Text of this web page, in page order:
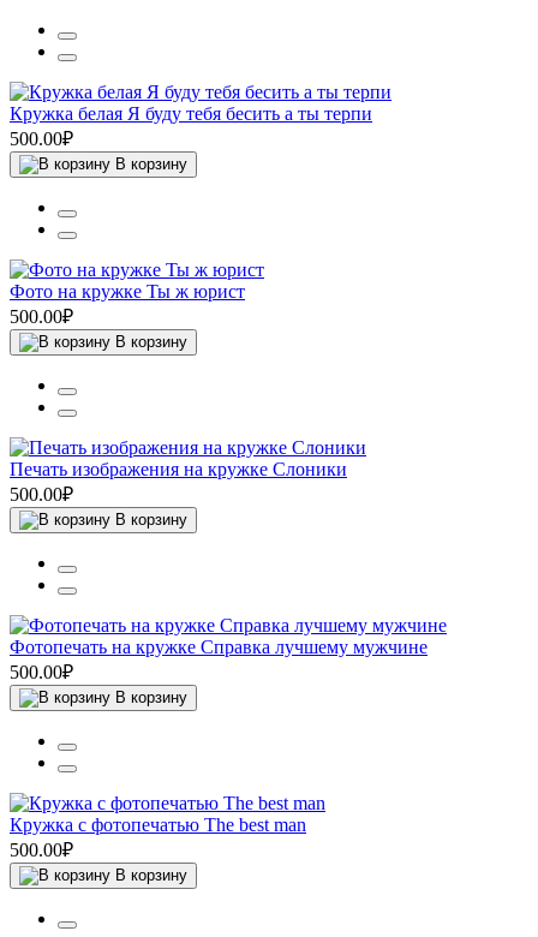
Кружка белая Я буду тебя бесить а ты терпи
500.00₽
В корзину
Фото на кружке Ты ж юрист
500.00₽
В корзину
Печать изображения на кружке Слоники
500.00₽
В корзину
Фотопечать на кружке Справка лучшему мужчине
500.00₽
В корзину
Кружка с фотопечатью The best man
500.00₽
В корзину